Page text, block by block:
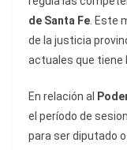
de Santa Fe .
de la justicia
actuales que tiene
En relación al
el período de
para ser diputado